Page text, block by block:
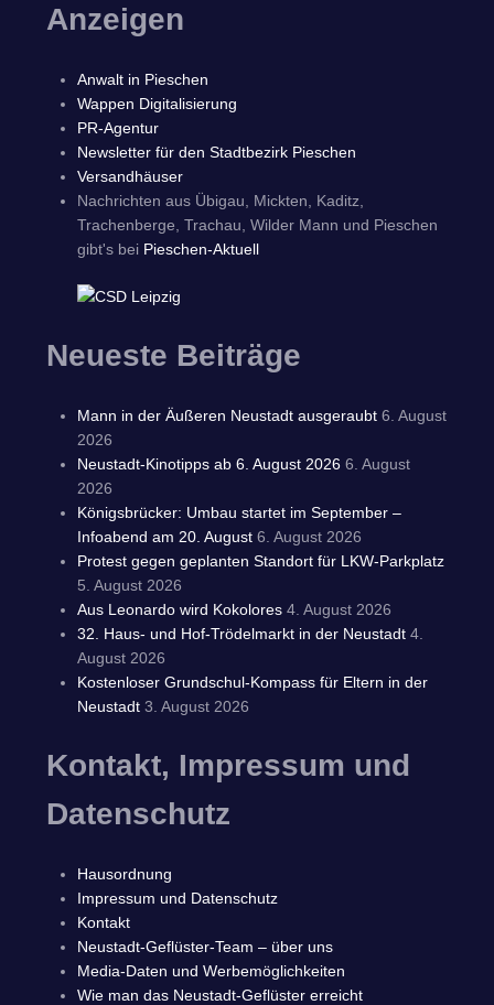
Anzeigen
Anwalt in Pieschen
Wappen Digitalisierung
PR-Agentur
Newsletter für den Stadtbezirk Pieschen
Versandhäuser
Nachrichten aus Übigau, Mickten, Kaditz,
Trachenberge, Trachau, Wilder Mann und Pieschen
gibt's bei Pieschen-Aktuell
Neueste Beiträge
Mann in der Äußeren Neustadt ausgeraubt 6. August
2026
Neustadt-Kinotipps ab 6. August 2026 6. August
2026
Königsbrücker: Umbau startet im September –
Infoabend am 20. August 6. August 2026
Protest gegen geplanten Standort für LKW-Parkplatz
5. August 2026
Aus Leonardo wird Kokolores 4. August 2026
32. Haus- und Hof-Trödelmarkt in der Neustadt 4.
August 2026
Kostenloser Grundschul-Kompass für Eltern in der
Neustadt 3. August 2026
Kontakt, Impressum und
Datenschutz
Hausordnung
Impressum und Datenschutz
Kontakt
Neustadt-Geflüster-Team – über uns
Media-Daten und Werbemöglichkeiten
Wie man das Neustadt-Geflüster erreicht